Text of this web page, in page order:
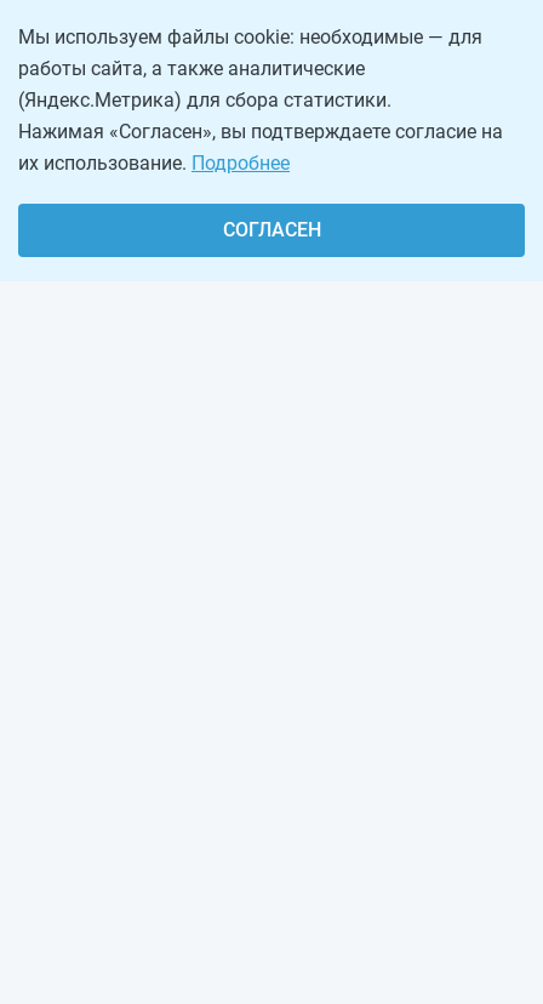
Мы используем файлы cookie: необходимые — для
работы сайта, а также аналитические
(Яндекс.Метрика) для сбора статистики.
Нажимая «Согласен», вы подтверждаете согласие на
их использование. Подробнее
СОГЛАСЕН